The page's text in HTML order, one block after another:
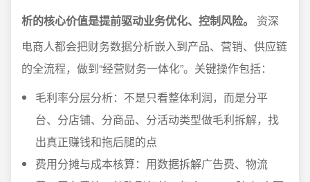
析的核心价值是提前驱动业务优化、控制风险。
资深
电商人都会把财务数据分析嵌入到产品、营销、供应链
的全流程，做到“经营财务一体化”。关键操作包括：
毛利率分层分析：不是只看整体利润，而是分平
台、分店铺、分商品、分活动类型做毛利拆解，找
出真正赚钱和拖后腿的点
费用分摊与成本核算：用数据拆解广告费、物流